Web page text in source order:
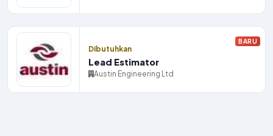
Dibutuhkan
Lead Estimator
Austin Engineering Ltd
BARU